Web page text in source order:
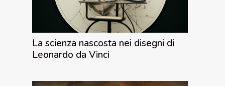
La scienza nascosta nei disegni di
Leonardo da Vinci